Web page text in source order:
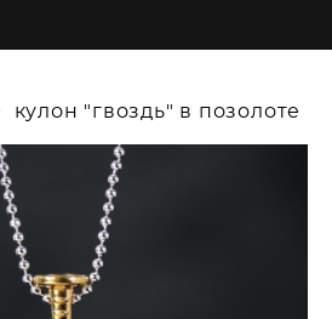
кулон "гвоздь" в позолоте